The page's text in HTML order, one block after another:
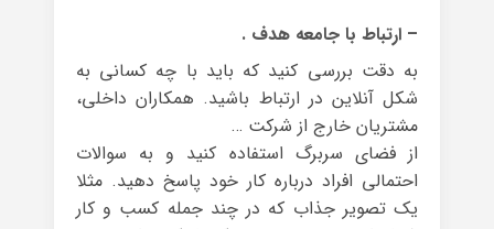
– ارتباط با جامعه هدف .
به دقت بررسی کنید که باید با چه کسانی به
شکل آنلاین در ارتباط باشید. همکاران داخلی،
مشتریان خارج از شرکت …
از فضای سربرگ استفاده کنید و به سوالات
احتمالی افراد درباره کار خود پاسخ دهید. مثلا
یک تصویر جذاب که در چند جمله کسب و کار